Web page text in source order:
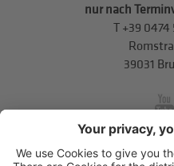
nur nach
T +39 0474
39031
Mitterweg 5, Bozner Boden,